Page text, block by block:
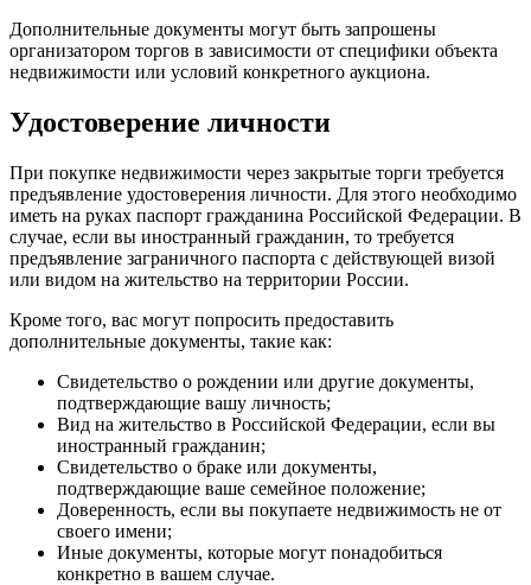
Дополнительные документы могут быть запрошены
организатором торгов в зависимости от специфики объекта
недвижимости или условий конкретного аукциона.
Удостоверение личности
При покупке недвижимости через закрытые торги требуется
предъявление удостоверения личности. Для этого необходимо
иметь на руках паспорт гражданина Российской Федерации. В
случае, если вы иностранный гражданин, то требуется
предъявление заграничного паспорта с действующей визой
или видом на жительство на территории России.
Кроме того, вас могут попросить предоставить
дополнительные документы, такие как:
Свидетельство о рождении или другие документы,
подтверждающие вашу личность;
Вид на жительство в Российской Федерации, если вы
иностранный гражданин;
Свидетельство о браке или документы,
подтверждающие ваше семейное положение;
Доверенность, если вы покупаете недвижимость не от
своего имени;
Иные документы, которые могут понадобиться
конкретно в вашем случае.